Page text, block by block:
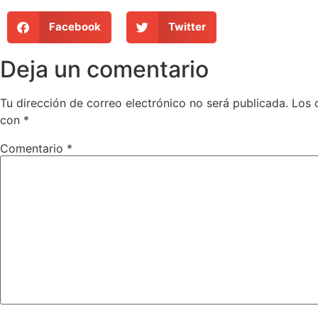
Facebook Twitter
Deja un comentario
Tu dirección de correo electrónico no será publicada. Los
con *
Comentario *